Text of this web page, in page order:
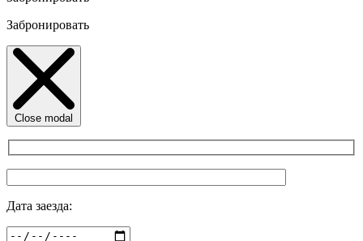
Забронировать
Close modal
Дата заезда: